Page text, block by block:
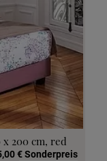
x 200 cm, red
€ Sonderpreis